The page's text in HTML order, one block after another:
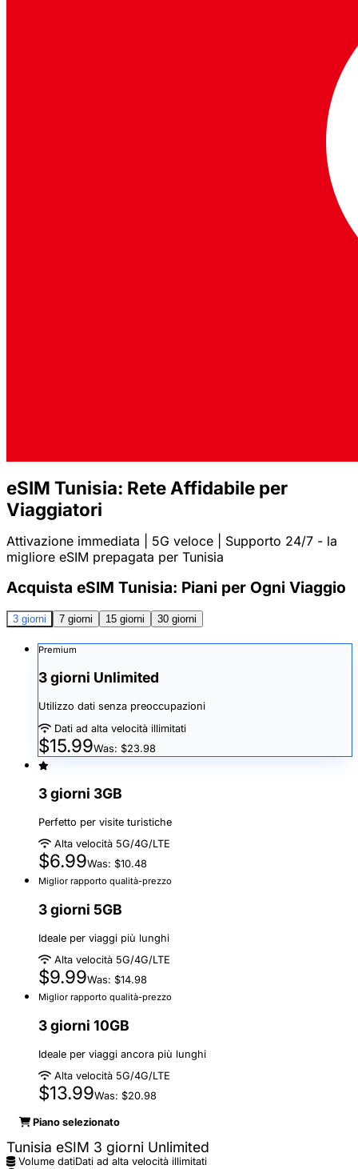
eSIM Tunisia: Rete Affidabile per
Viaggiatori
Attivazione immediata | 5G veloce | Supporto 24/7 - la
migliore eSIM prepagata per Tunisia
Acquista eSIM Tunisia: Piani per Ogni Viaggio
3 giorni 7 giorni 15 giorni 30 giorni
Premium
3 giorni Unlimited
Utilizzo dati senza preoccupazioni
Dati ad alta velocità illimitati
$15.99Was: $23.98
3 giorni 3GB
Perfetto per visite turistiche
Alta velocità 5G/4G/LTE
$6.99Was: $10.48
Miglior rapporto qualità-prezzo
3 giorni 5GB
Ideale per viaggi più lunghi
Alta velocità 5G/4G/LTE
$9.99Was: $14.98
Miglior rapporto qualità-prezzo
3 giorni 10GB
Ideale per viaggi ancora più lunghi
Alta velocità 5G/4G/LTE
$13.99Was: $20.98
Piano selezionato
Tunisia eSIM 3 giorni Unlimited
Volume datiDati ad alta velocità illimitati